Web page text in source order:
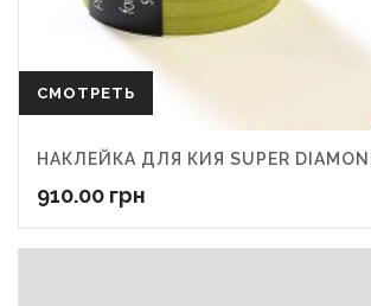
СМОТРЕТЬ
НАКЛЕЙКА ДЛЯ КИЯ SUPER
910.00 грн